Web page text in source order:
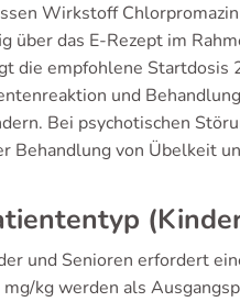
Wirkstoff
über das E-Rezept im
die empfohlene
und
Bei psychotischen
Behandlung von Übelkeit
und Senioren erfordert
kg werden als